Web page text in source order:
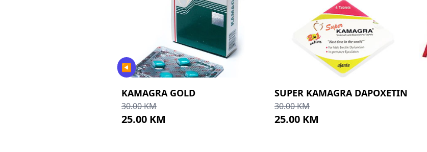
KAMAGRA GOLD
30.00 KM
25.00 KM
SUPER KAMAGRA DAPOXETIN
30.00 KM
25.00 KM
◀